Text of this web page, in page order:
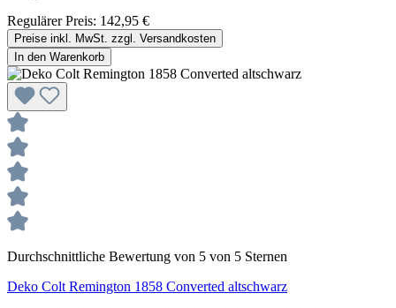
Regulärer Preis: 142,95 €
Preise inkl. MwSt. zzgl. Versandkosten
In den Warenkorb
Durchschnittliche Bewertung von 5 von 5 Sternen
Deko Colt Remington 1858 Converted altschwarz